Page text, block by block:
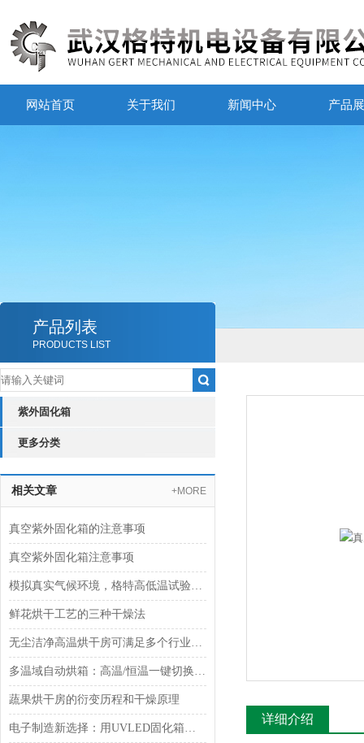
网站首页 关于我们 新闻中心 产品
产品列表
PRODUCTS LIST
紫外固化箱
更多分类
相关文章 +MORE
真空紫外固化箱的注意事项
真空紫外固化箱注意事项
模拟真实气候环境，格特高低温试验箱为产品可靠性保驾护航
鲜花烘干工艺的三种干燥法
无尘洁净高温烘干房可满足多个行业需求
多温域自动烘箱：高温/恒温一键切换 适配多元场景 守护多种物料
蔬果烘干房的衍变历程和干燥原理
电子制造新选择：用UVLED固化箱提升PCB板焊接质量
详细介绍